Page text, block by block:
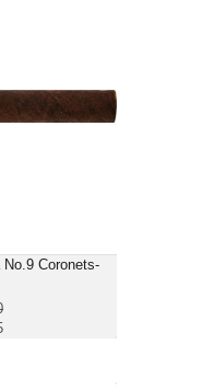
Coronets-
Ringmass: 31
Länge: 10.1